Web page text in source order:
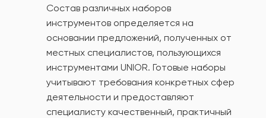
Состав различных наборов
инструментов определяется на
основании предложений, полученных от
местных специалистов, пользующихся
инструментами UNIOR. Готовые наборы
учитывают требования конкретных сфер
деятельности и предоставляют
специалисту качественный, практичный